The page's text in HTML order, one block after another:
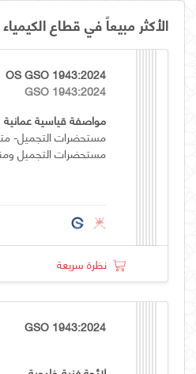
الأكثر مبيعاً في قطاع
OS GSO 1943:2024
GSO 1943:2024
مواصفة قياسية عمانية
مستحضرات التجميل-
مستحضرات التجميل
نظرة سريعة
GSO 1943:2024